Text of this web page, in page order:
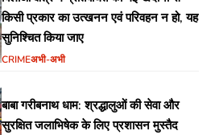
किसी प्रकार का उत्खनन एवं परिवहन न हो, यह
सुनिश्चित किया जाए
CRIMEअभी-अभी
बाबा गरीबनाथ धाम: श्रद्धालुओं की सेवा और
सुरक्षित जलाभिषेक के लिए प्रशासन मुस्तैद